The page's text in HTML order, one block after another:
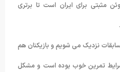
مثبتی برای ایران است تا برتری
نزدیک می شویم و بازیکنان هم
تمرین خوب بوده است و مشکل